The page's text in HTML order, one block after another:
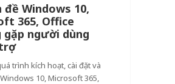
đề Windows 10,
365, Office
người dùng
trình kích hoạt, cài đặt và
Windows 10, Microsoft 365,